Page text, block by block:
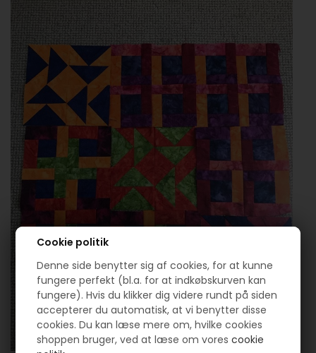
Cookie politik
Denne side benytter sig af cookies, for at kunne
fungere perfekt (bl.a. for at indkøbskurven kan
fungere). Hvis du klikker dig videre rundt på siden
accepterer du automatisk, at vi benytter disse
cookies. Du kan læse mere om, hvilke cookies
shoppen bruger, ved at læse om vorescookie